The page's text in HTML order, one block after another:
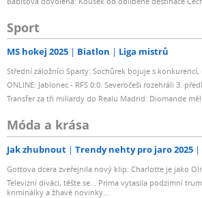
Sport
MS hokej 2025 Biatlon Liga mistrů
Střední záložníci Sparty: Sochůrek bojuje s
ONLINE: Jablonec - RFS 0:0. Severočeši rozehráli 3.
Transfer za tři miliardy do Realu Madrid: Diomande
Móda a krása
Jak zhubnout Trendy nehty pro jaro 2025
Gottova dcera zveřejnila nový klip: Charlotte je jako
Televizní diváci, těšte se... Prima vytasila podzimní
kriminálky a žhavé novinky...